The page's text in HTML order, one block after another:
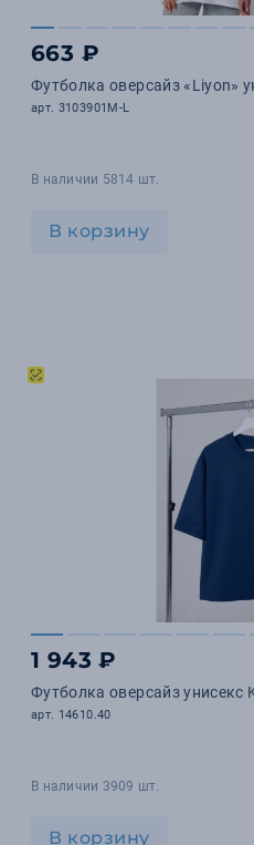
663 ₽
Футболка оверсайз «Liyon»
арт. 3103901M-L
В наличии 5814 шт.
В корзину
1 943 ₽
Футболка оверсайз унисекс
арт. 14610.40
В наличии 3909 шт.
В корзину